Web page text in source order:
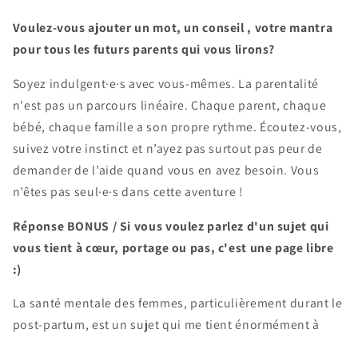
Voulez-vous ajouter un mot, un conseil , votre mantra
pour tous les futurs parents qui vous lirons?
Soyez indulgent·e·s avec vous-mêmes. La parentalité
n'est pas un parcours linéaire. Chaque parent, chaque
bébé, chaque famille a son propre rythme. Écoutez-vous,
suivez votre instinct et n’ayez pas surtout pas peur de
demander de l’aide quand vous en avez besoin. Vous
n’êtes pas seul·e·s dans cette aventure !
Réponse BONUS / Si vous voulez parlez d'un sujet qui
vous tient à cœur, portage ou pas, c'est une page libre
:)
La santé mentale des femmes, particulièrement durant le
post-partum, est un sujet qui me tient énormément à